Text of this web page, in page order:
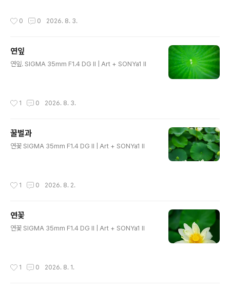
n 21mm F4.5가 있었고, 이후 선보인 Zeiss Hologon
0 0 2026. 8. 3.
연잎
연잎. SIGMA 35mm F1.4 DG II | Art + SONYa1 II
1 0 2026. 8. 3.
꿀벌과
연꽃 SIGMA 35mm F1.4 DG II | Art + SONYa1 II
1 0 2026. 8. 2.
연꽃
연꽃 SIGMA 35mm F1.4 DG II | Art + SONYa1 II
1 0 2026. 8. 1.